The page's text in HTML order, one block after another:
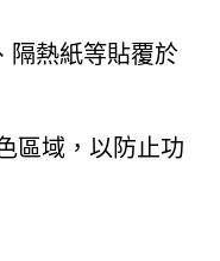
隔熱紙等貼覆於
區域，以防止功